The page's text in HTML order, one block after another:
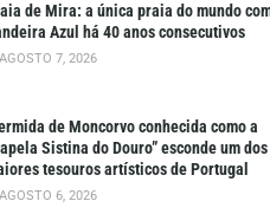
de Mira: a única praia do mundo
Azul há 40 anos consecutivos
7, 2026
de Moncorvo conhecida como a
Sistina do Douro” esconde um dos
tesouros artísticos de Portugal
6, 2026